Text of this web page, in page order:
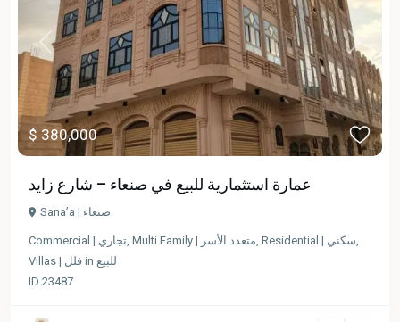
Previous Next
$ 380,000
عمارة استثمارية للبيع في صنعاء – شارع زايد
Sana’a | صنعاء
Commercial | تجاري Multi Family | متعدد الأسر Residential | سكني
Villas | فلل in للبيع
ID 23487